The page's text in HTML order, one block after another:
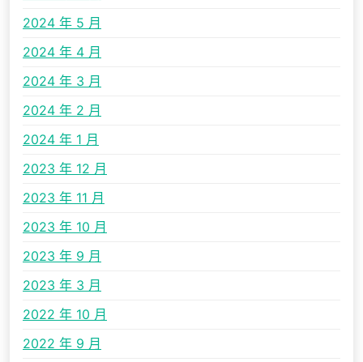
2024 年 5 月
2024 年 4 月
2024 年 3 月
2024 年 2 月
2024 年 1 月
2023 年 12 月
2023 年 11 月
2023 年 10 月
2023 年 9 月
2023 年 3 月
2022 年 10 月
2022 年 9 月